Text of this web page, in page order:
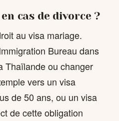
cas de divorce ?
au visa mariage.
Bureau dans
Thaïlande ou changer
vers un visa
de 50 ans, ou un visa
de cette obligation